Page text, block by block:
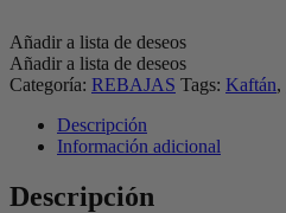
Añadir a lista de deseos
Añadir a lista de deseos
Categoría: REBAJAS Tags: Kaftán,
Descripción
Información adicional
Descripción